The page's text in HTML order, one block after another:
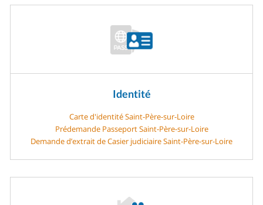
Identité
Carte d'identité Saint-Père-sur-Loire
Prédemande Passeport Saint-Père-sur-Loire
Demande d’extrait de Casier judiciaire Saint-Père-sur-Loire